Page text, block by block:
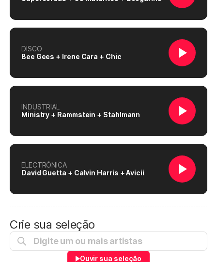
DISCO
Bee Gees + Irene Cara + Chic
INDUSTRIAL
Ministry + Rammstein + Stahlmann
ELECTRÓNICA
David Guetta + Calvin Harris + Avicii
Crie sua seleção
Ouvir sua seleção